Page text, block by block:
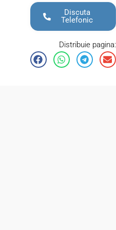
Discuta
Telefonic
Distribuie pagina: